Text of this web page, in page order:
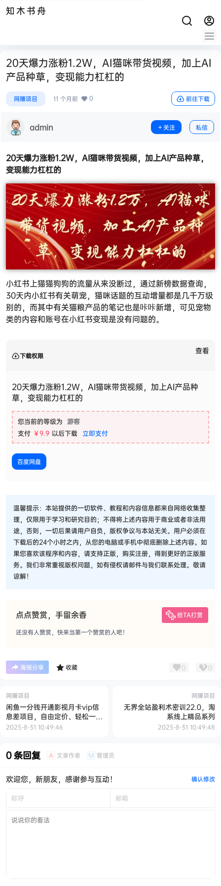
知木书舟
20天爆力涨粉1.2W，AI猫咪带货视频，加上AI
产品种草，变现能力杠杠的
网赚项目 11 个月前 0 前往下载
admin 关注 私信
20天爆力涨粉1.2W，AI猫咪带货视频，加上AI产品种草，
变现能力杠杠的
小红书上猫猫狗狗的流量从来没断过，通过新榜数据查询，
30天内小红书有关萌宠，猫咪话题的互动增量都是几千万级
别的，而其中有关猫粮产品的笔记也是咔咔新增，可见宠物
类的内容和账号在小红书变现是没有问题的。
下载权限
查看
20天爆力涨粉1.2W，AI猫咪带货视频，加上AI产品种
草，变现能力杠杠的
您当前的等级为 游客
支付 ￥9.9 以后下载 立即支付
百度网盘
温馨提示：本站提供的一切软件、教程和内容信息都来自网络收集整
理，仅限用于学习和研究目的；不得将上述内容用于商业或者非法用
途，否则，一切后果请用户自负，版权争议与本站无关。用户必须在
下载后的24个小时之内，从您的电脑或手机中彻底删除上述内容。如
果您喜欢该程序和内容，请支持正版，购买注册，得到更好的正版服
务。我们非常重视版权问题，如有侵权请邮件与我们联系处理。敬请
谅解！
点点赞赏，手留余香 给TA打赏
还没有人赞赏，快来当第一个赞赏的人吧！
海报分享 收藏 0 0
网赚项目
闲鱼一分钱开通影视月卡vip信
息差项目，自由定价、轻松一天
100单
2025-8-31 10:49:46
网赚项目
无界全站盈利术密训22.0，淘
系线上精品系列
2025-8-31 10:49:48
0 条回复 A 文章作者 M 管理员
欢迎您，新朋友，感谢参与互动！ 确认修改